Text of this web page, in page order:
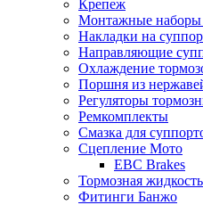
Крепеж
Монтажные наборы
Накладки на
Направляющие
Охлаждение
Поршня из
Регуляторы
Ремкомплекты
Смазка для
Сцепление Мото
EBC Brakes
Тормозная жидкость
Фитинги Банжо